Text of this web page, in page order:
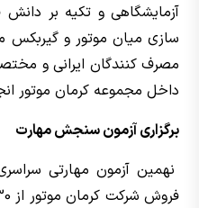
آزمایشگاهی و تکیه بر
سازی میان موتور و گیربکس
مصرف کنندگان ایرانی و
داخل مجموعه کرمان موتور
برگزاری آزمون سنجش مهارت
نهمین آزمون مهارتی